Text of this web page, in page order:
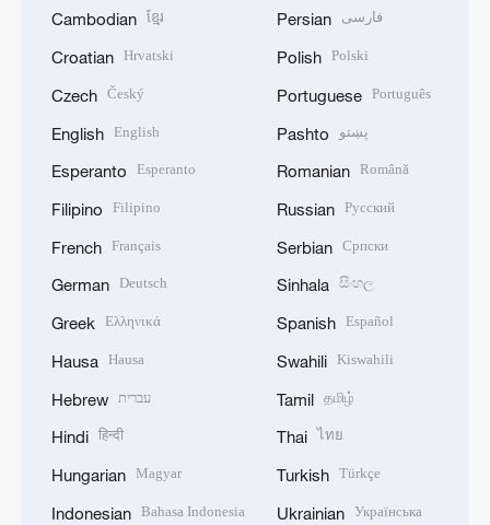
Cambodian ខ្មែរ
Croatian Hrvatski
Czech Český
English English
Esperanto Esperanto
Filipino Filipino
French Français
German Deutsch
Greek Ελληνικά
Hausa Hausa
Hebrew עברית
Hindi हिन्दी
Hungarian Magyar
Indonesian Bahasa Indonesia
Persian فارسی
Polish Polski
Portuguese Português
Pashto پښتو
Romanian Română
Russian Русский
Serbian Српски
Sinhala සිංහල
Spanish Español
Swahili Kiswahili
Tamil தமிழ்
Thai ไทย
Turkish Türkçe
Ukrainian Українська